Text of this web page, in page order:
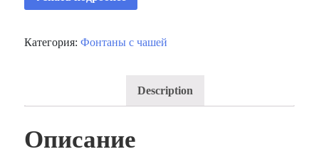
Категория:Фонтаны с чашей
Description
Описание